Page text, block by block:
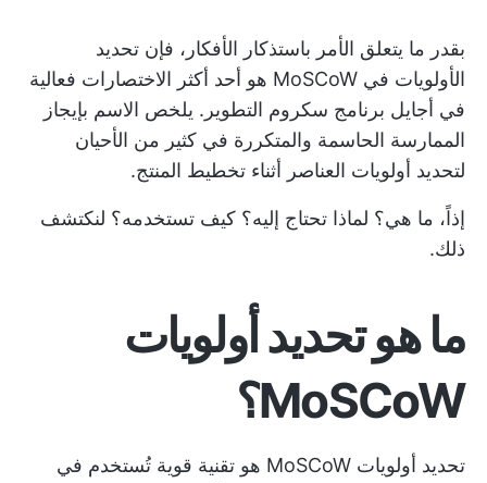
بقدر ما يتعلق الأمر باستذكار الأفكار، فإن تحديد
الأولويات في MoSCoW هو أحد أكثر الاختصارات فعالية
في أجايل برنامج سكروم التطوير. يلخص الاسم بإيجاز
الممارسة الحاسمة والمتكررة في كثير من الأحيان
لتحديد أولويات العناصر أثناء تخطيط المنتج.
إذاً، ما هي؟ لماذا تحتاج إليه؟ كيف تستخدمه؟ لنكتشف
ذلك.
ما هو تحديد أولويات
MoSCoW؟
تحديد أولويات MoSCoW هو تقنية قوية تُستخدم في